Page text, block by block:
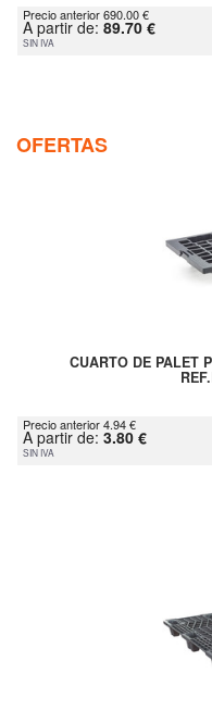
Precio anterior 690.00 €
A partir de: 89.70 €
SIN IVA
OFERTAS
CUARTO DE PALET
Precio anterior 4.94 €
A partir de: 3.80 €
SIN IVA